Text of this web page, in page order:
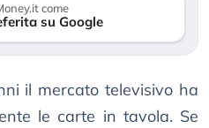
come
su Google
il mercato televisivo ha
le carte in tavola. Se